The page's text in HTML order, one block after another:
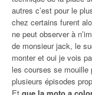
autres c’est pour le
chez certains furent
ne peut observer à
de monsieur jack, le
monter et oui je vois
les courses se mouille
plusieurs épisodes